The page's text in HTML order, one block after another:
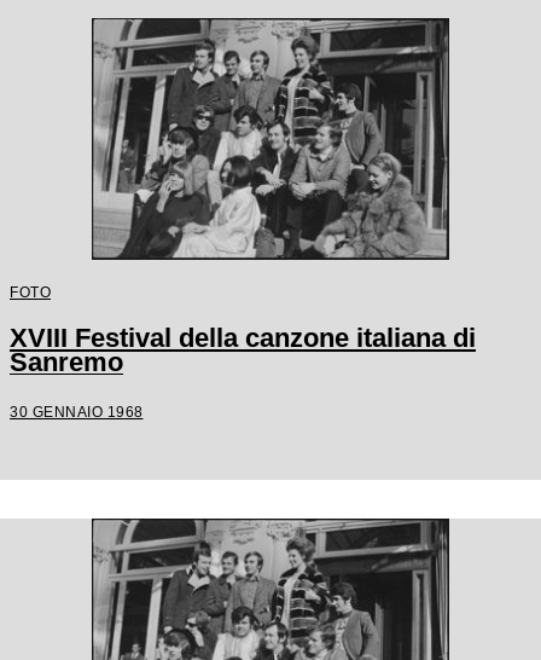
FOTO
XVIII Festival della canzone italiana di
Sanremo
30 GENNAIO 1968